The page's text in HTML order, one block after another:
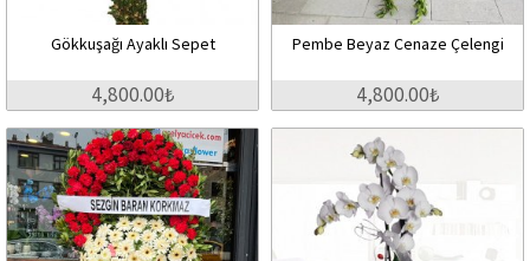
Gökkuşağı Ayaklı Sepet
4,800.00₺
Pembe Beyaz Cenaze Çelengi
4,800.00₺